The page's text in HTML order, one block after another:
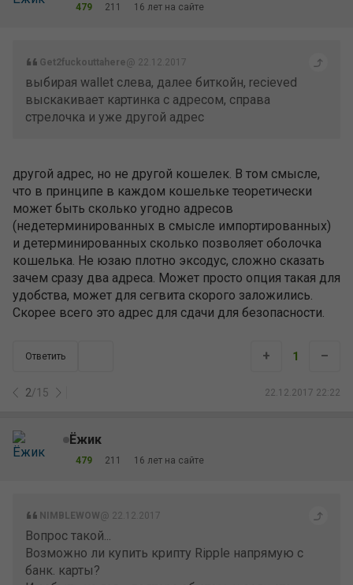
479 211 16 лет на сайте
Get2fuckouttahere@ 22.12.2017
выбирая wallet слева, далее биткойн, recieved
выскакивает картинка с адресом, справа
стрелочка и уже другой адрес
другой адрес, но не другой кошелек. В том смысле,
что в принципе в каждом кошельке теоретически
может быть сколько угодно адресов
(недетерминированных в смысле импортированных)
и детерминированных сколько позволяет оболочка
кошелька. Не юзаю плотно эксодус, сложно сказать
зачем сразу два адреса. Может просто опция такая для
удобства, может для сегвита скорого заложились.
Скорее всего это адрес для сдачи для безопасности.
Ответить
2/15 22.12.2017 22:22
+ 1 –
Ёжик
479 211 16 лет на сайте
NIMBLEWOW@ 22.12.2017
Вопрос такой...
Возможно ли купить крипту Ripple напрямую с
банк. карты?